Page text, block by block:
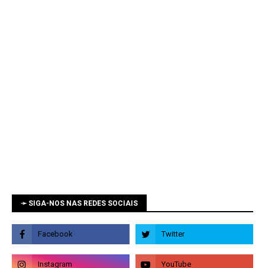
➛ SIGA-NOS NAS REDES SOCIAIS